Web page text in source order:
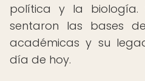
política y la biología.
sentaron las bases
académicas y su
día de hoy.